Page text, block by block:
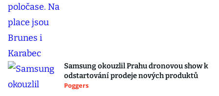
Samsung okouzlil Prahu dronovou show k
odstartování prodeje nových produktů
Poggers